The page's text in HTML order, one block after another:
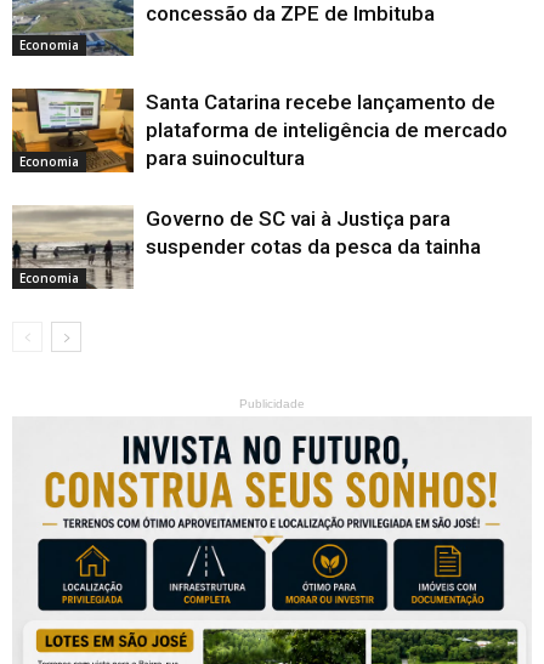
Economia
concessão da ZPE de Imbituba
Economia
Santa Catarina recebe lançamento de
plataforma de inteligência de mercado
para suinocultura
Economia
Governo de SC vai à Justiça para
suspender cotas da pesca da tainha
Publicidade